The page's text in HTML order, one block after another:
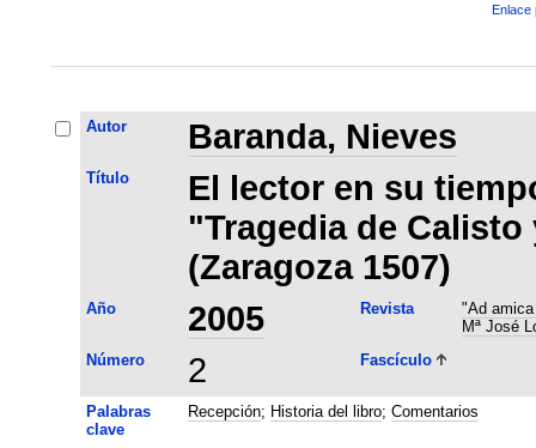
Enlace
Autor Baranda, Nieves
Título
El lector en su
"Tragedia de Calisto
(Zaragoza 1507)
Año 2005 Revista
"Ad
Mª José
Número
2 Fascículo
Palabras
clave
Recepción; Historia del libro; Comentarios